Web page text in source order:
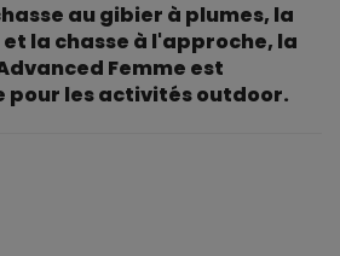
au gibier à plumes, la
la chasse à l'approche, la
Femme est
pour les activités outdoor.